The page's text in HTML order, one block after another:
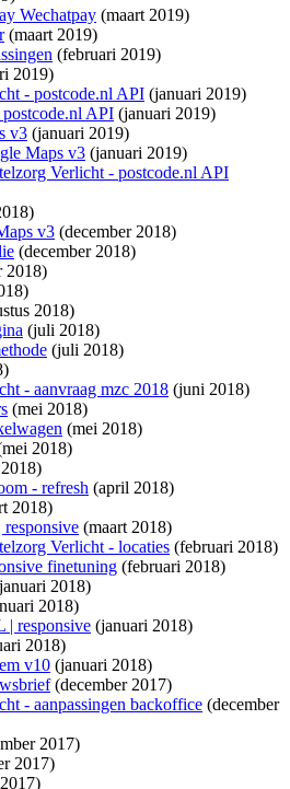
Wechatpay (maart 2019)
(maart 2019)
(februari 2019)
2019)
- postcode.nl API (januari 2019)
API (januari 2019)
v3 (januari 2019)
Maps v3 (januari 2019)
Verlicht - postcode.nl API
v3 (december 2018)
(december 2018)
2018)
2018)
(juli 2018)
(juli 2018)
- aanvraag mzc 2018 (juni 2018)
(mei 2018)
(mei 2018)
2018)
- refresh (april 2018)
2018)
(maart 2018)
Verlicht - locaties (februari 2018)
finetuning (februari 2018)
2018)
2018)
| responsive (januari 2018)
2018)
v10 (januari 2018)
(december 2017)
- aanpassingen backoffice (december
2017)
2017)